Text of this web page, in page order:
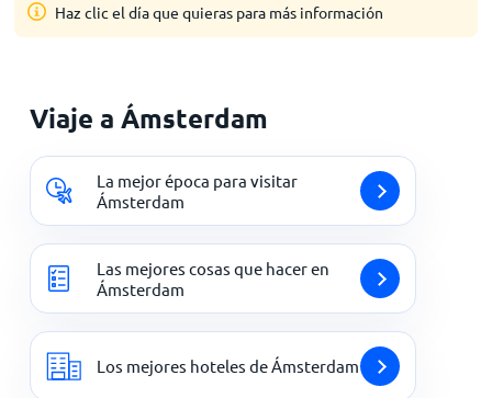
Haz clic el día que quieras para más información
Viaje a Ámsterdam
La mejor época para visitar
Ámsterdam
Las mejores cosas que hacer en
Ámsterdam
Los mejores hoteles de Ámsterdam